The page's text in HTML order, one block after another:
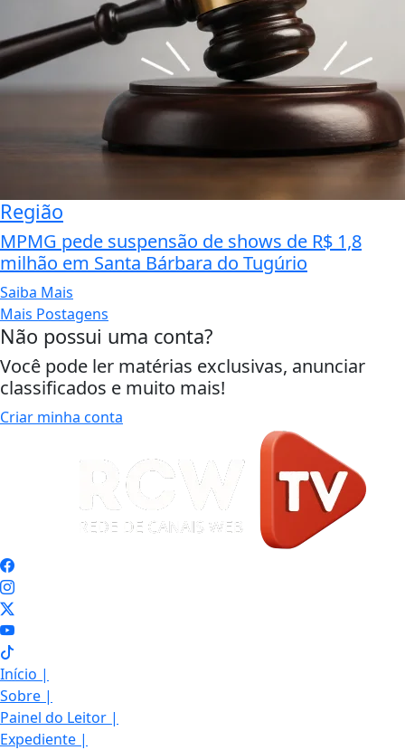
Região
MPMG pede suspensão de shows de R$ 1,8
milhão em Santa Bárbara do Tugúrio
Saiba Mais
Mais Postagens
Não possui uma conta?
Você pode ler matérias exclusivas, anunciar
classificados e muito mais!
Criar minha conta
Início |
Sobre |
Painel do Leitor |
Expediente |